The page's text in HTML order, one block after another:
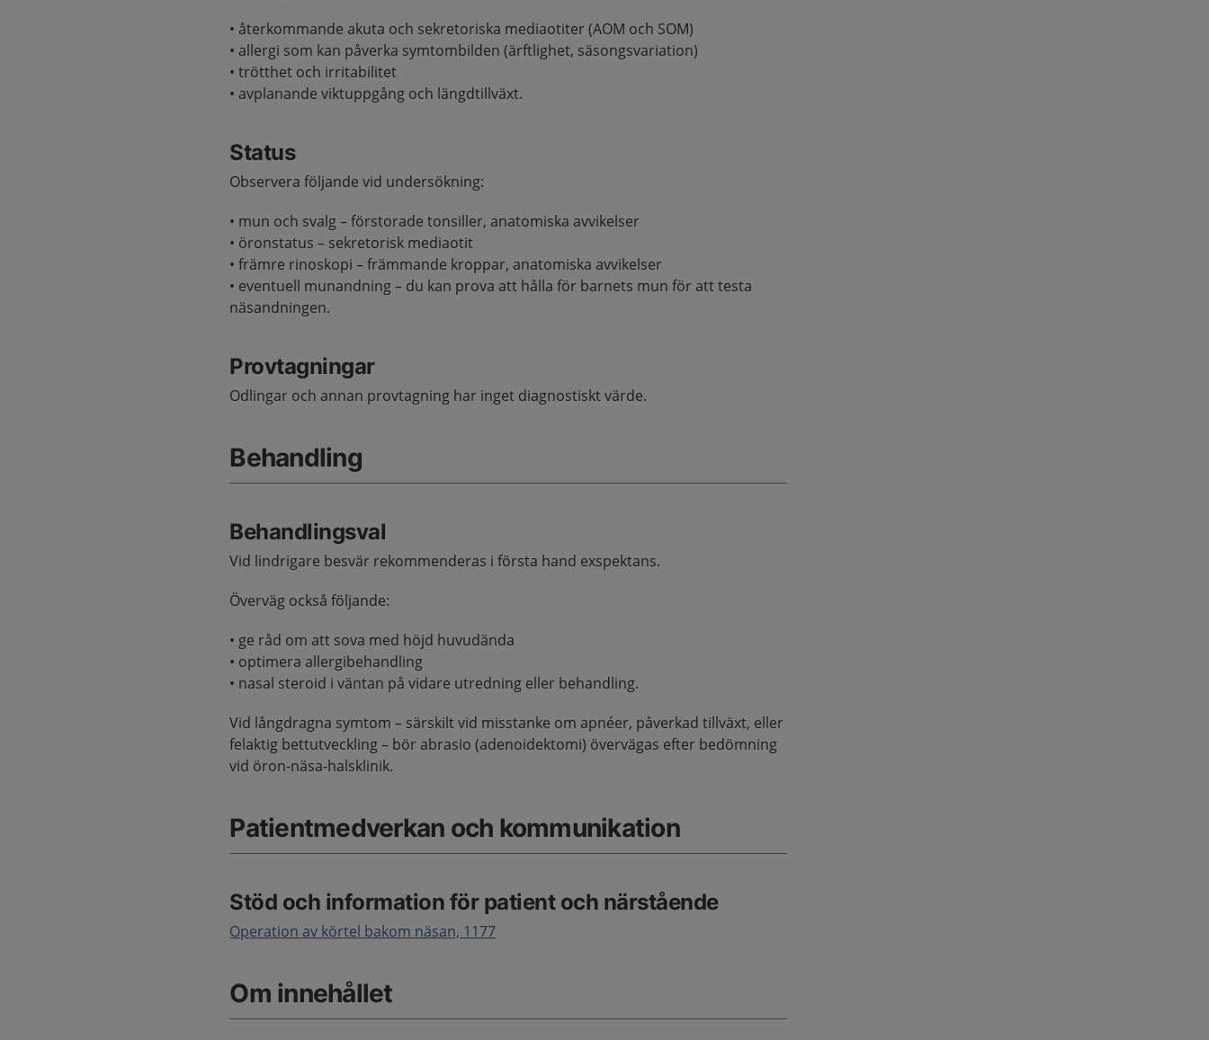
• återkommande akuta och sekretoriska mediaotiter (AOM och SOM)
• allergi som kan påverka symtombilden (ärftlighet, säsongsvariation)
• trötthet och irritabilitet
• avplanande viktuppgång och längdtillväxt.
Status
Observera följande vid undersökning:
• mun och svalg – förstorade tonsiller, anatomiska avvikelser
• öronstatus – sekretorisk mediaotit
• främre rinoskopi – främmande kroppar, anatomiska avvikelser
• eventuell munandning – du kan prova att hålla för barnets mun för att testa
näsandningen.
Provtagningar
Odlingar och annan provtagning har inget diagnostiskt värde.
Behandling
Behandlingsval
Vid lindrigare besvär rekommenderas i första hand exspektans.
Överväg också följande:
• ge råd om att sova med höjd huvudända
• optimera allergibehandling
• nasal steroid i väntan på vidare utredning eller behandling.
Vid långdragna symtom – särskilt vid misstanke om apnéer, påverkad tillväxt, eller
felaktig bettutveckling – bör abrasio (adenoidektomi) övervägas efter bedömning
vid öron-näsa-halsklinik.
Patientmedverkan och kommunikation
Stöd och information för patient och närstående
Operation av körtel bakom näsan, 1177
Om innehållet